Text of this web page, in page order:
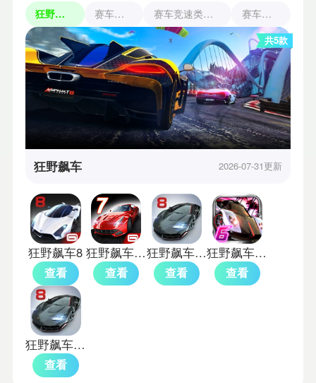
狂野飙车 赛车竞速 赛车竞速类游戏 赛车游戏
共5款
狂野飙车 2026-07-31更新
狂野飙车8
查看
狂野飙车7中文版安卓
查看
狂野飙车8单机旧版本
查看
狂野飙车6火线追击HD版
查看
狂野飙车8极速凌云
查看